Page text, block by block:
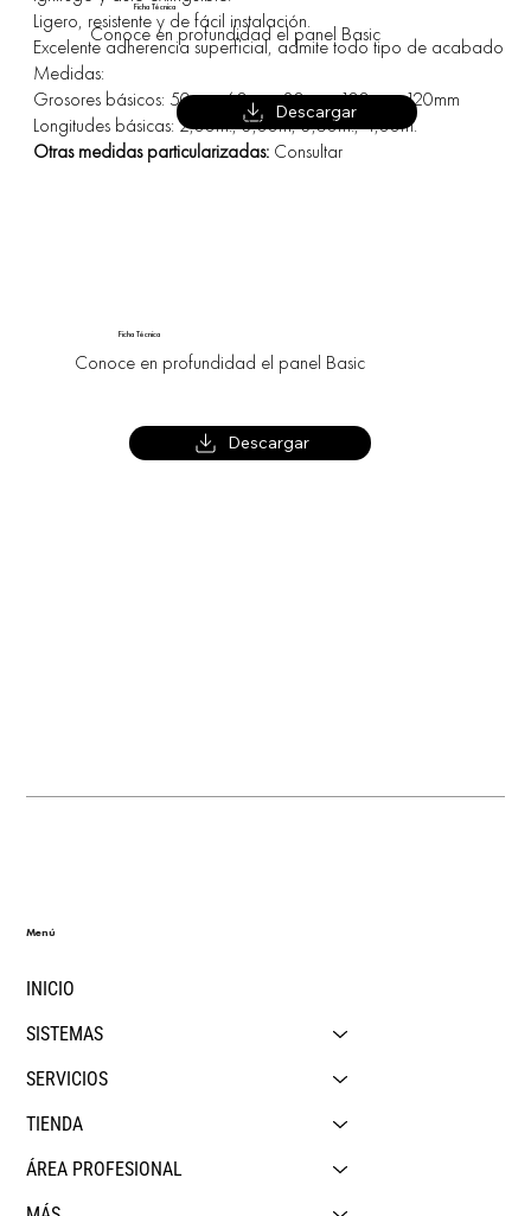
Ficha Técnica
Conoce en profundidad el panel Basic
Descargar
Ligero, resistente y de fácil instalación.
Excelente adherencia superficial, admite todo tipo de acabado
Medidas:
Grosores básicos: 50mm, 60mm, 80mm, 100mm, 120mm
Longitudes básicas: 2,00m., 3,00m, 3,50m., 4,00m.
Otras medidas particularizadas:Consultar
Ficha Técnica
Conoce en profundidad el panel Basic
Descargar
INICIO
SISTEMAS
SERVICIOS
TIENDA
ÁREA PROFESIONAL
Menú